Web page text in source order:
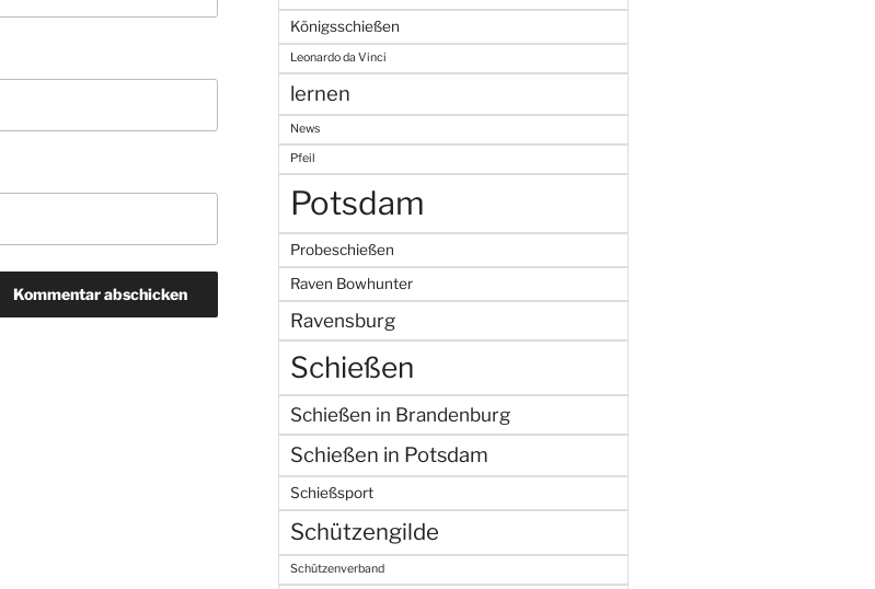
Königsschießen
Leonardo da Vinci
lernen
News
Pfeil
Potsdam
Probeschießen
Raven Bowhunter
Ravensburg
Schießen
Schießen in Brandenburg
Schießen in Potsdam
Schießsport
Schützengilde
Schützenverband